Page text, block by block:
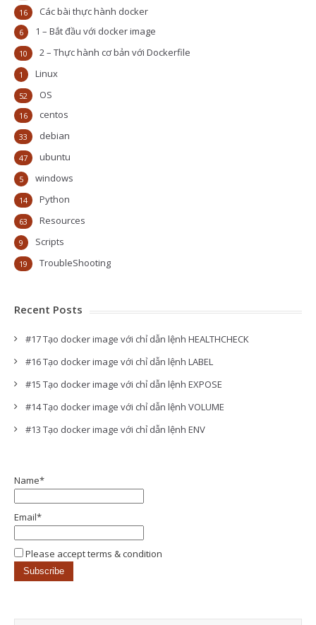
Các bài thực hành docker
16
1 – Bắt đầu với docker image
6
2 – Thực hành cơ bản với Dockerfile
10
Linux
1
OS
52
centos
16
debian
33
ubuntu
47
windows
5
Python
14
Resources
63
Scripts
9
TroubleShooting
19
Recent Posts
#17 Tạo docker image với chỉ dẫn lệnh HEALTHCHECK
#16 Tạo docker image với chỉ dẫn lệnh LABEL
#15 Tạo docker image với chỉ dẫn lệnh EXPOSE
#14 Tạo docker image với chỉ dẫn lệnh VOLUME
#13 Tạo docker image với chỉ dẫn lệnh ENV
Name*
Email*
Please accept terms & condition